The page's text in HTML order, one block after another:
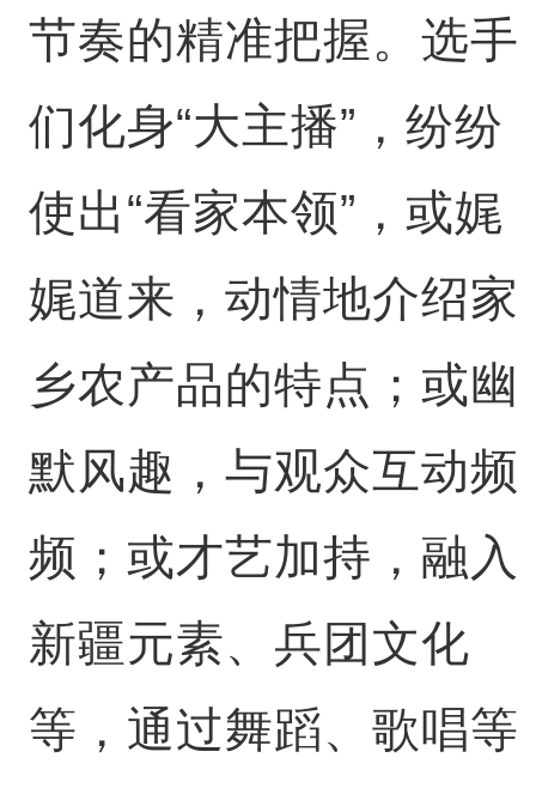
节奏的精准把握。选手
们化身“大主播”，纷纷
使出“看家本领”，或娓
娓道来，动情地介绍家
乡农产品的特点；或幽
默风趣，与观众互动频
频；或才艺加持，融入
新疆元素、兵团文化
等，通过舞蹈、歌唱等